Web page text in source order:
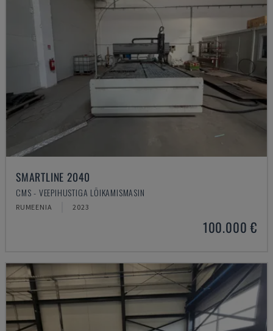
SMARTLINE 2040
CMS - VEEPIHUSTIGA LÕIKAMISMASIN
RUMEENIA 2023
100.000 €